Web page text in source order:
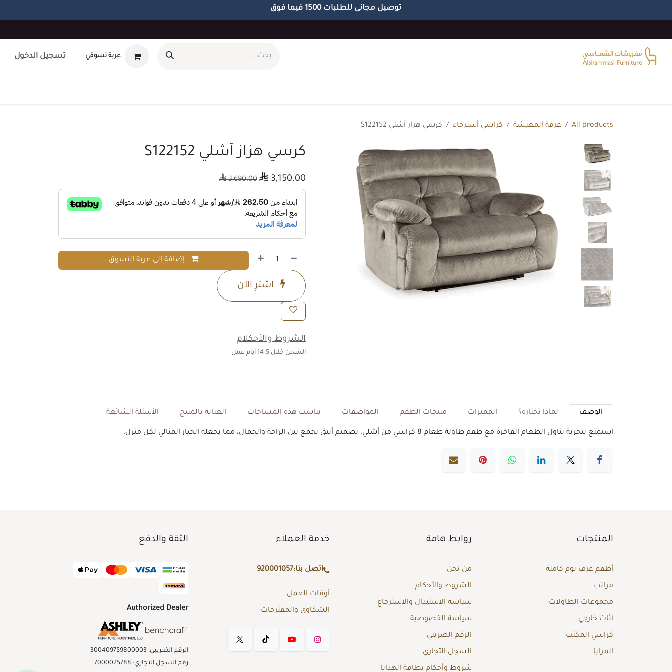
توصيل مجانى للطلبات 1500 فيما فوق
عربة تسوقي تسجيل الدخول
All products غرفة المعيشة كراسي أسترخاء كرسي هزاز آشلي S122152
كرسي هزاز آشلي S122152
3,150.00
3,690.00

إضافة إلى عربة التسوق
اشترِ الآن
الشروط والأحكلام
الشحن خلال 5-14 أيام عمل
الوصف لماذا تختاره؟ المميزات منتجات الطقم المواصفات يناسب هذه المساحات العناية بالمنتج الأسئلة الشائعة
استمتع بتجربة تناول الطعام الفاخرة مع طقم طاولة طعام 8 كراسي من أشلي. تصميم أنيق يجمع بين الراحة والجمال، مما يجعله الخيار المثالي لكل منزل.
المنتجات
أطقم غرف نوم كاملة
مراتب
مجموعات الطاولات
أثاث خارجي
كراسي المكتب
المرايا
روابط هامة
من نحن
الشروط والأحكام
سياسة الاستبدال والاسترجاع
سياسة الخصوصية
الرقم الضريبي
السجل التجاري
شروط وأحكام بطاقة الهدايا
خدمة العملاء
اتصل بنا:920001057
أوقات العمل
الشكاوى والمقترحات
الثقة والدفع
Authorized Dealer
الرقم الضريبي: 300409759800003
رقم السجل التجاري: 7000025788